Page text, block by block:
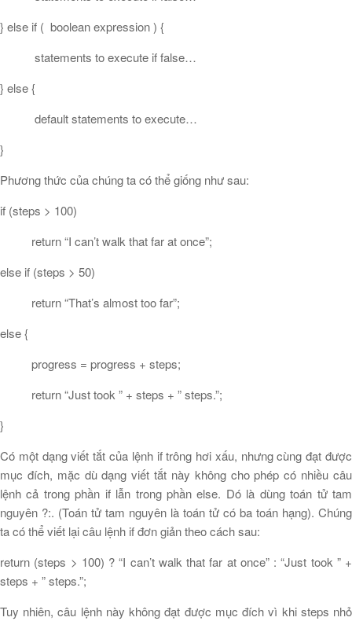
} else if ( boolean expression ) {
statements to execute if false…
} else {
default statements to execute…
}
Phương thức của chúng ta có thể giống như sau:
if (steps > 100)
return “I can’t walk that far at once”;
else if (steps > 50)
return “That’s almost too far”;
else {
progress = progress + steps;
return “Just took ” + steps + ” steps.”;
}
Có một dạng viết tắt của lệnh if trông hơi xấu, nhưng cùng đạt được
mục đích, mặc dù dạng viết tắt này không cho phép có nhiều câu
lệnh cả trong phần if lẫn trong phần else. Dó là dùng toán tử tam
nguyên ?:. (Toán tử tam nguyên là toán tử có ba toán hạng). Chúng
ta có thể viết lại câu lệnh if đơn giản theo cách sau:
return (steps > 100) ? “I can’t walk that far at once” : “Just took ” +
steps + ” steps.”;
Tuy nhiên, câu lệnh này không đạt được mục đích vì khi steps nhỏ